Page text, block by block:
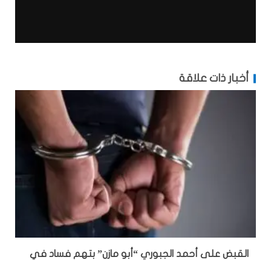
أخبار ذات علاقة
القبض على أحمد الجبوري “أبو مازن” بتهم فساد في